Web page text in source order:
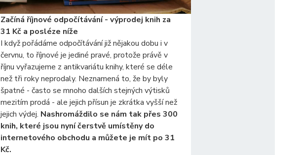
Začíná říjnové odpočítávání - výprodej knih za
31 Kč a posléze níže
I když pořádáme odpočítávání již nějakou dobu i v
červnu, to říjnové je jediné pravé, protože právě v
říjnu vyřazujeme z antikvariátu knihy, které se déle
než tři roky neprodaly. Neznamená to, že by byly
špatné - často se mnoho dalších stejných výtisků
mezitím prodá - ale jejich přísun je zkrátka vyšší než
jejich výdej. Nashromáždilo se nám tak přes 300
knih, které jsou nyní čerstvě umístěny do
internetového obchodu a můžete je mít po 31
Kč.